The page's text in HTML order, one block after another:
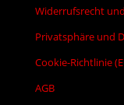
Widerrufsrecht
Privatsphäre und
Cookie-Richtlinie
AGB